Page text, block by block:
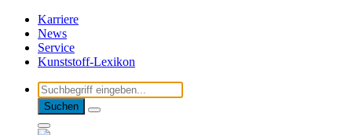
Karriere
News
Service
Kunststoff-Lexikon
Suchen